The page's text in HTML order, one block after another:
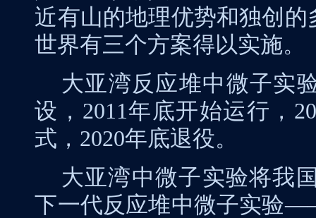
近有山的地理优势和独创
世界有三个方案得以实施。
大亚湾反应堆中微子实
设， 2011年底开始运行，
式， 2020年底退役。
大亚湾中微子实验将我
下一代反应堆中微子实验